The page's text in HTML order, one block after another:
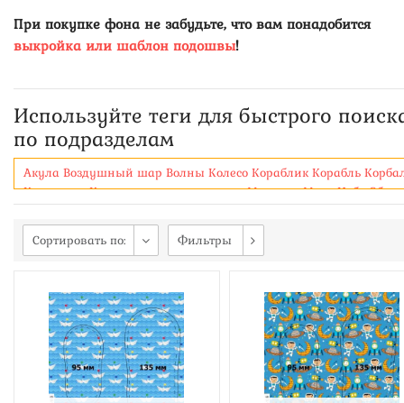
При покупке фона не забудьте, что вам понадобится
выкройка или шаблон подошвы!
Используйте теги для быстрого
по подразделам
Акула Воздушный шар Волны Колесо Кораблик Корабль
Космонавт Космос летающая тарелка Машина Море Небо
Пираты Планета Планеты Ракета самолет Солнце Флаг Фоны
Штурвал Яхта
Сортировать по: Фильтры